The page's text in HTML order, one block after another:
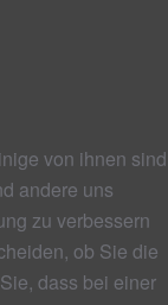
von ihnen sind
andere uns
zu verbessern
ob Sie die
dass bei einer